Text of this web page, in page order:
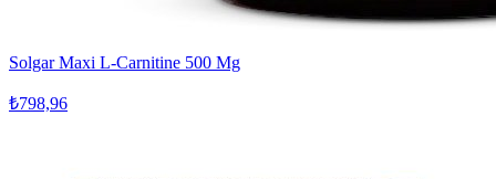
Solgar Maxi L-Carnitine 500 Mg
₺798,96